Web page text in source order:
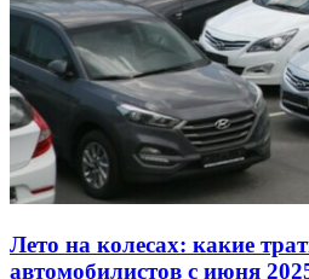
Лето на колесах: какие
автомобилистов с июня